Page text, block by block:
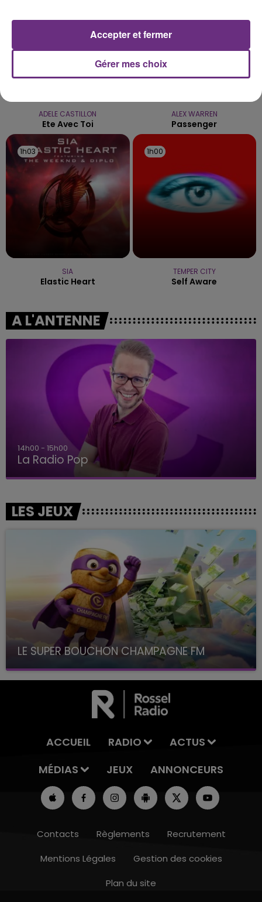
10h00 - 14h00
ADELE CASTILLON
Ete Avec Toi
ALEX WARREN
Passenger
1h03
1h03
SIA
Elastic Heart
1h00
1h00
TEMPER CITY
Self Aware
A L'ANTENNE
14h00 - 15h00
La Radio Pop
LES JEUX
LE SUPER BOUCHON CHAMPAGNE FM
avec La Famille Champagne FM, à 8H10
ACCUEIL RADIO
ACTUS
MÉDIAS
JEUX ANNONCEURS
Contacts Règlements
Recrutement
Mentions Légales
Gestion des cookies
Plan du site
Gérer mes choix
Accepter et fermer